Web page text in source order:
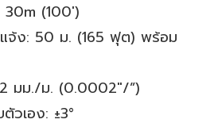
30m (100′)
แจ้ง: 50 ม. (165 ฟุต) พร้อม
มม./ม. (0.0002″/”)
วเอง: ±3°